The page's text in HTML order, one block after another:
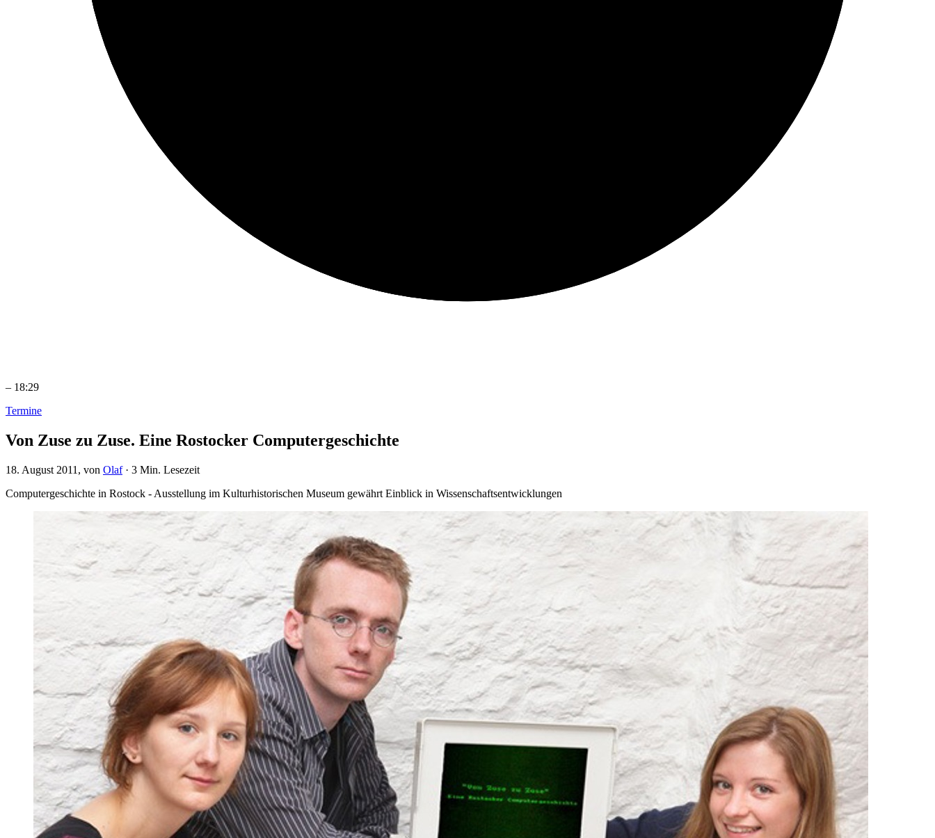
– 18:29
Termine
Von Zuse zu Zuse. Eine Rostocker Computergeschichte
18. August 2011 , von Olaf· 3 Min. Lesezeit
Computergeschichte in Rostock - Ausstellung im Kulturhistorischen Museum gewährt Einblick in Wissenschaftsentwicklungen